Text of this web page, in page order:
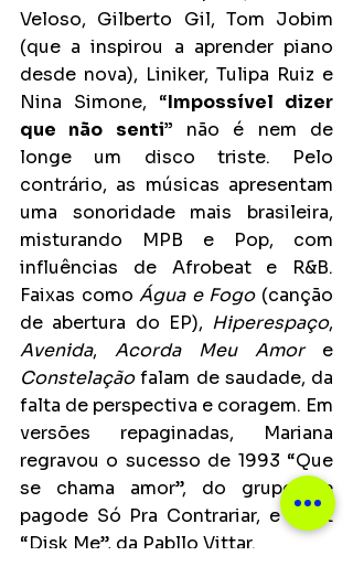
Veloso, Gilberto Gil, Tom Jobim
(que a inspirou a aprender piano
desde nova), Liniker, Tulipa Ruiz e
Nina Simone, “Impossível dizer
que não senti” não é nem de
longe um disco triste. Pelo
contrário, as músicas apresentam
uma sonoridade mais brasileira,
misturando MPB e Pop, com
influências de Afrobeat e R&B.
Faixas como Água e Fogo (canção
de abertura do EP), Hiperespaço
Avenida, Acorda Meu Amor
Constelação falam de saudade, da
falta de perspectiva e coragem. Em
versões repaginadas, Mariana
regravou o sucesso de 1993 “Que
se chama amor”, do grupo de
pagode Só Pra Contrariar, e o hit
“Disk Me”, da Pabllo Vittar.